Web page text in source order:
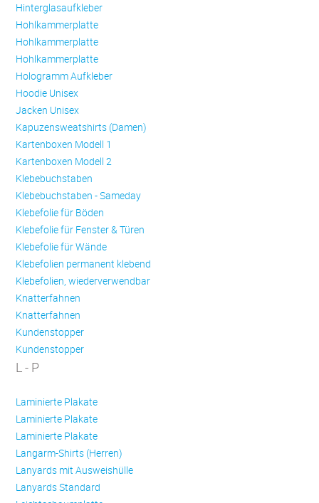
Hinterglasaufkleber
Hohlkammerplatte
Hohlkammerplatte
Hohlkammerplatte
Hologramm Aufkleber
Hoodie Unisex
Jacken Unisex
Kapuzensweatshirts (Damen)
Kartenboxen Modell 1
Kartenboxen Modell 2
Klebebuchstaben
Klebebuchstaben - Sameday
Klebefolie für Böden
Klebefolie für Fenster & Türen
Klebefolie für Wände
Klebefolien permanent klebend
Klebefolien, wiederverwendbar
Knatterfahnen
Knatterfahnen
Kundenstopper
Kundenstopper
L - P
Laminierte Plakate
Laminierte Plakate
Laminierte Plakate
Langarm-Shirts (Herren)
Lanyards mit Ausweishülle
Lanyards Standard